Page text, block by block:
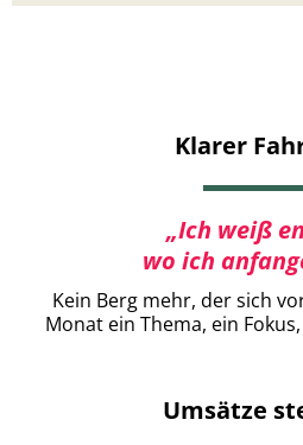
Klarer
„Ich weiß
wo ich
Kein Berg mehr, der sich
Monat ein Thema, ein
Umsätze